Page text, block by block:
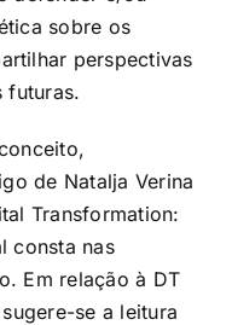
sobre os
perspectivas
futuras.
de Natalja Verina
Transformation:
consta nas
Em relação à DT
se a leitura